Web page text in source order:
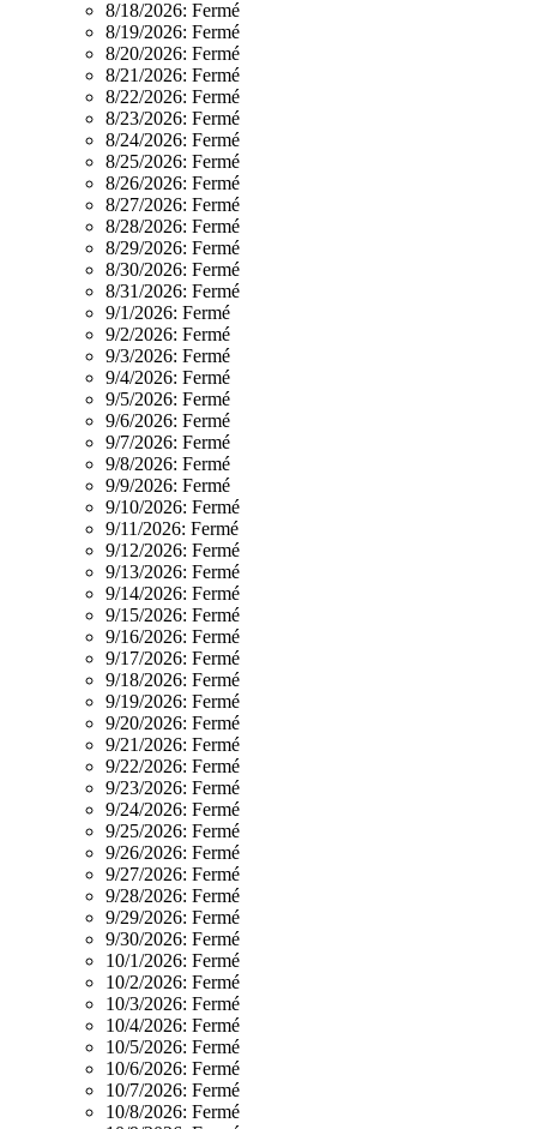
8/18/2026: Fermé
8/19/2026: Fermé
8/20/2026: Fermé
8/21/2026: Fermé
8/22/2026: Fermé
8/23/2026: Fermé
8/24/2026: Fermé
8/25/2026: Fermé
8/26/2026: Fermé
8/27/2026: Fermé
8/28/2026: Fermé
8/29/2026: Fermé
8/30/2026: Fermé
8/31/2026: Fermé
9/1/2026: Fermé
9/2/2026: Fermé
9/3/2026: Fermé
9/4/2026: Fermé
9/5/2026: Fermé
9/6/2026: Fermé
9/7/2026: Fermé
9/8/2026: Fermé
9/9/2026: Fermé
9/10/2026: Fermé
9/11/2026: Fermé
9/12/2026: Fermé
9/13/2026: Fermé
9/14/2026: Fermé
9/15/2026: Fermé
9/16/2026: Fermé
9/17/2026: Fermé
9/18/2026: Fermé
9/19/2026: Fermé
9/20/2026: Fermé
9/21/2026: Fermé
9/22/2026: Fermé
9/23/2026: Fermé
9/24/2026: Fermé
9/25/2026: Fermé
9/26/2026: Fermé
9/27/2026: Fermé
9/28/2026: Fermé
9/29/2026: Fermé
9/30/2026: Fermé
10/1/2026: Fermé
10/2/2026: Fermé
10/3/2026: Fermé
10/4/2026: Fermé
10/5/2026: Fermé
10/6/2026: Fermé
10/7/2026: Fermé
10/8/2026: Fermé